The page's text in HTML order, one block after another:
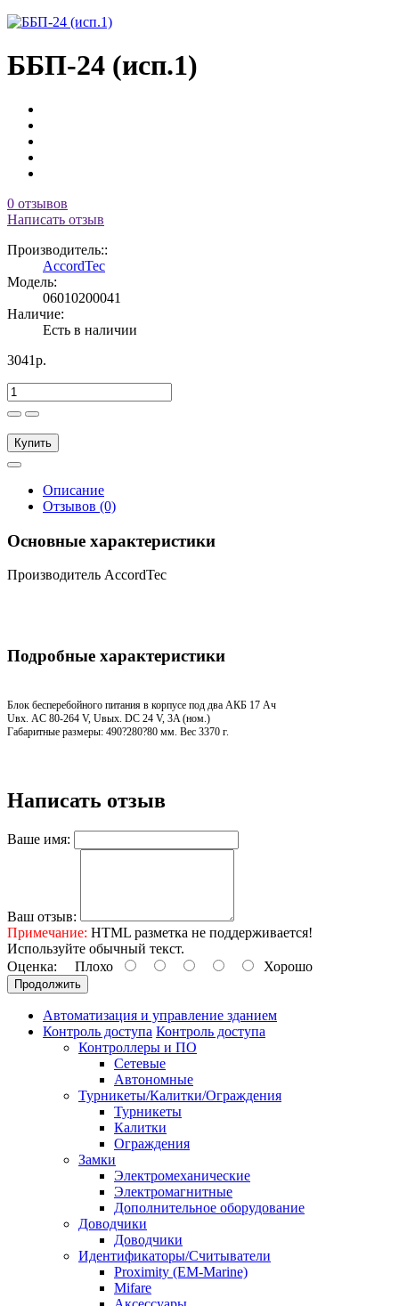
ББП-24 (исп.1)
0 отзывов
Написать отзыв
Производитель::
AccordTec
Модель:
06010200041
Наличие:
Есть в наличии
3041р.
Купить
Описание
Отзывов (0)
Основные характеристики
Производитель AccordTec
Подробные характеристики
Блок бесперебойного питания в корпусе под два АКБ 17 Ач
Uвх. AC 80-264 V, Uвых. DC 24 V, 3A (ном.)
Габаритные размеры: 490?280?80 мм. Вес 3370 г.
Написать отзыв
Ваше имя:
Ваш отзыв:
Примечание: HTML разметка не поддерживается!
Используйте обычный текст.
Оценка: Плохо Хорошо
Продолжить
Автоматизация и управление зданием
Контроль доступа Контроль доступа
Контроллеры и ПО
Сетевые
Автономные
Турникеты/Калитки/Ограждения
Турникеты
Калитки
Ограждения
Замки
Электромеханические
Электромагнитные
Дополнительное оборудование
Доводчики
Доводчики
Идентификаторы/Считыватели
Proximity (EM-Marine)
Mifare